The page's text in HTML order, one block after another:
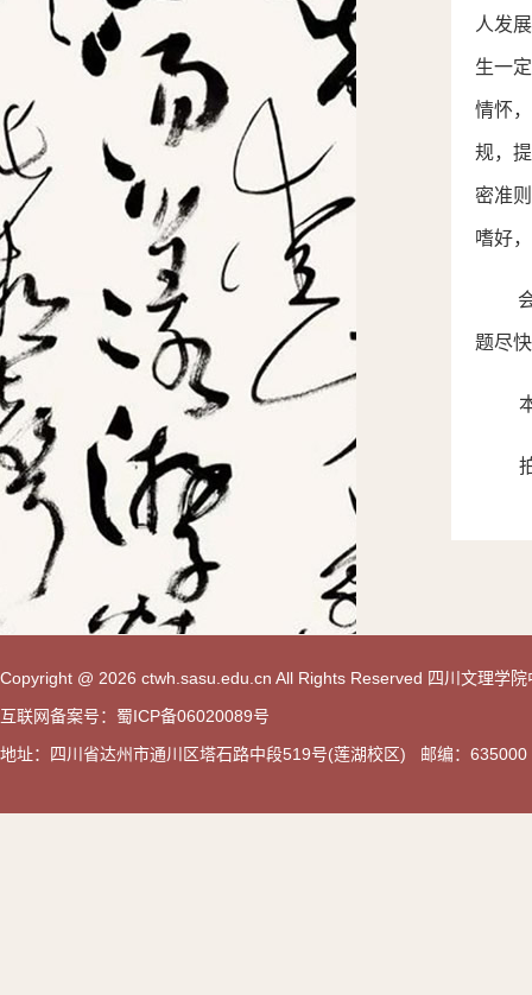
人发
生一
情怀
规，
密准
嗜好
题尽
Copyright @ 2026 ctwh.sasu.edu.cn All Rights Reserved 四川文理学
互联网备案号：蜀ICP备06020089号
地址：四川省达州市通川区塔石路中段519号(莲湖校区) 邮编：